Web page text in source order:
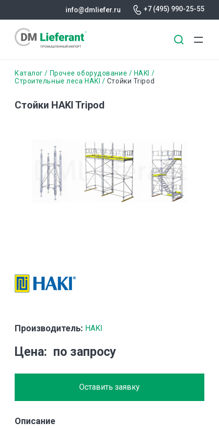
содержанию
info@dmliefer.ru +7 (495) 990-25-55
Строка
Каталог Прочее оборудование
HAKI
Строительные леса HAKI
Стойки Tripod
Стойки HAKI Tripod
Производитель: HAKI
Цена по запросу
Оставить заявку
Описание